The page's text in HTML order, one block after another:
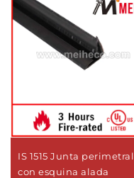
IS 1515 Junta perimetral
con esquina alada